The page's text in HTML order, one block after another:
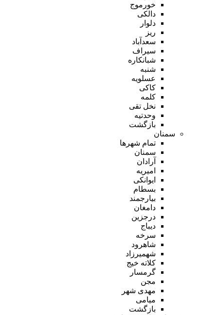
خورموج
دالکی
دلوار
ریز
سعدآباد
سیراف
شبانکاره
شنبه
عسلویه
کاکی
کلمه
نخل تقی
وحدتیه
بازگشت
سمنان
تمام شهر‌ها
سمنان
آرادان
امیریه
ایوانکی
بسطام
بیارجمند
دامغان
درجزین
دیباج
سرخه
شاهرود
شهمیرزاد
کلاته خیج
گرمسار
مجن
مهدی شهر
میامی
بازگشت